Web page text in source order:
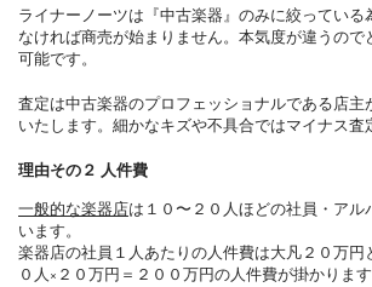
ライナーノーツは『中古楽器』のみに絞っている
なければ商売が始まりません。本気度が違うので
可能です。
査定は中古楽器のプロフェッショナルである店主
いたします。細かなキズや不具合ではマイナス査
理由その２ 人件費
一般的な楽器店は１０〜２０人ほどの社員・アル
います。
楽器店の社員１人あたりの人件費は大凡２０万円
０人×２０万円＝２００万円の人件費が掛かります